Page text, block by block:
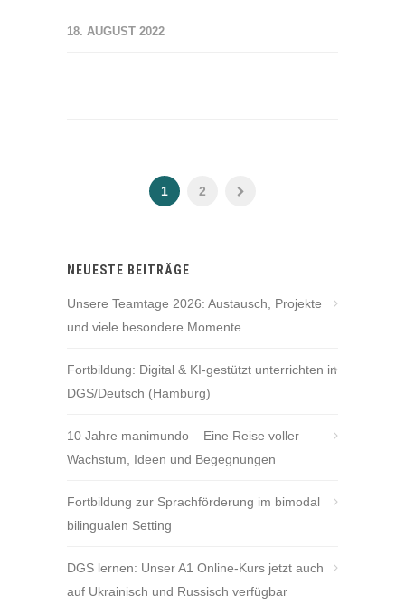
18. AUGUST 2022
1 2
NEUESTE BEITRÄGE
Unsere Teamtage 2026: Austausch, Projekte
und viele besondere Momente
Fortbildung: Digital & KI-gestützt unterrichten in
DGS/Deutsch (Hamburg)
10 Jahre manimundo – Eine Reise voller
Wachstum, Ideen und Begegnungen
Fortbildung zur Sprachförderung im bimodal
bilingualen Setting
DGS lernen: Unser A1 Online-Kurs jetzt auch
auf Ukrainisch und Russisch verfügbar